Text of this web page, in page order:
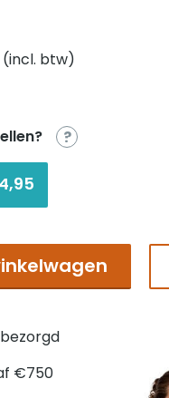
btw)
?
€750